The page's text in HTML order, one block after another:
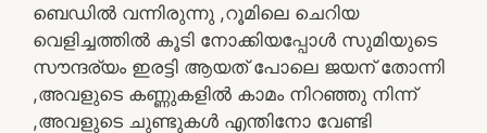
ബെഡിൽ വന്നിരുന്നു ,റൂമിലെ ചെറിയ
വെളിച്ചത്തിൽ കൂടി നോക്കിയപ്പോൾ സുമിയുടെ
സൗന്ദര്യം ഇരട്ടി ആയത് പോലെ ജയന് തോന്നി
,അവളുടെ കണ്ണുകളിൽ കാമം നിറഞ്ഞു നിന്ന്
,അവളുടെ ചുണ്ടുകൾ എന്തിനോ വേണ്ടി